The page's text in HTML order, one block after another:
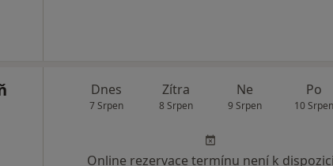
Dnes
7 Srpen
Zítra
8 Srpen
Ne
9 Srpen
Po
10 Srpen
Online rezervace termínu není k dispozici